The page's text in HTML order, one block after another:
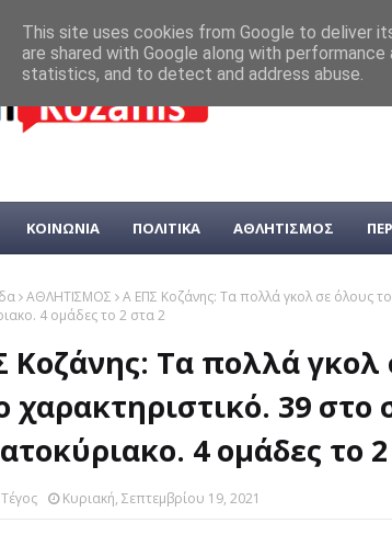
ΚΟΙΝΩΝΙΑ ΠΟΛΙΤΙΚΑ ΑΘΛΗΤΙΣΜΟΣ
ΑΘΛΗΤΙΣΜΟΣ
Α ΕΠΣ Κοζάνης: Τα πολλά γκολ σε όλους
4 ομάδες το 2 στα 2
Κοζάνης: Τα πολλά γκολ
χαρακτηριστικό. 39 στο
4 ομάδες το
Κυριακή, Σεπτεμβρίου 19, 2021
This site uses cookies from Google to deliver
are shared with Google along with
statistics, and to detect and address abuse.